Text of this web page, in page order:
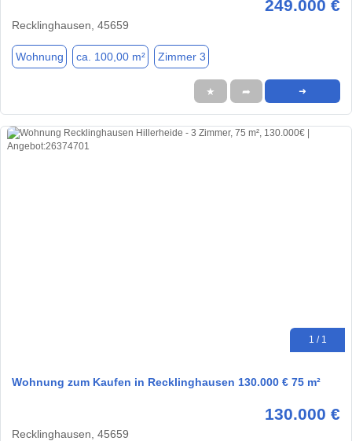
249.000 €
Recklinghausen, 45659
Wohnung ca. 100,00 m² Zimmer 3
★ ➦ ➜
1 / 1
Wohnung zum Kaufen in Recklinghausen 130.000 € 75 m²
130.000 €
Recklinghausen, 45659